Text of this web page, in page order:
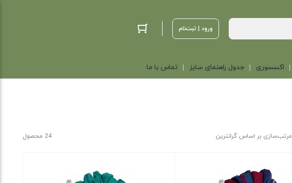
ورود | ثبت‌نام
اکسسوری جدول راهنمای سایز تماس با ما
24 محصول مرتب‌سازی بر اساس گرانترین